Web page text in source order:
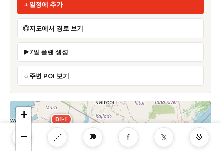
일정에 추가
지도에서 경로 보기
7일 플랜 생성
주변 POI 보기
D1-1
D2-1
D3-1
+
−
L 🔗 💬 f 𝕏 💚